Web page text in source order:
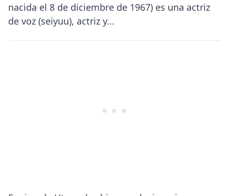
nacida el 8 de diciembre de 1967) es una actriz
de voz (seiyuu), actriz y...